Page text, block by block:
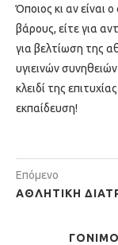
Όποιος κι αν είναι
βάρους, είτε για
για βελτίωση της
υγιεινών
κλειδί της
εκπαίδευση!
Επόμενο
ΑΘΛΗΤΙΚΉ